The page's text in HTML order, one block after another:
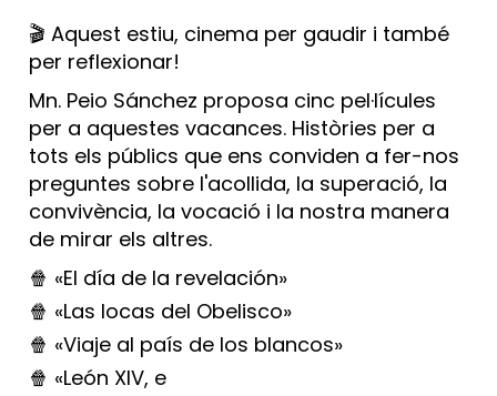
🎬 Aquest estiu, cinema per gaudir i també
per reflexionar!
Mn. Peio Sánchez proposa cinc pel·lícules
per a aquestes vacances. Històries per a
tots els públics que ens conviden a fer-nos
preguntes sobre l'acollida, la superació, la
convivència, la vocació i la nostra manera
de mirar els altres.
🍿 «El día de la revelación»
🍿 «Las locas del Obelisco»
🍿 «Viaje al país de los blancos»
🍿 «León XIV, e